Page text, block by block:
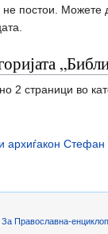
не постои. Можете
2 страници во
архиѓакон Стефан
За Православна-